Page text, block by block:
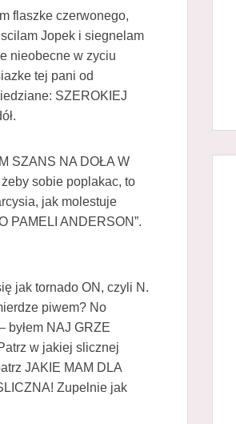
flaszke czerwonego,
Jopek i siegnelam
nieobecne w zyciu
tej pani od
SZEROKIEJ
SZANS NA DOŁA W
sobie poplakac, to
jak molestuje
PAMELI ANDERSON”.
jak tornado ON, czyli N.
piwem? No
byłem NAJ GRZE
w jakiej slicznej
JAKIE MAM DLA
Zupelnie jak